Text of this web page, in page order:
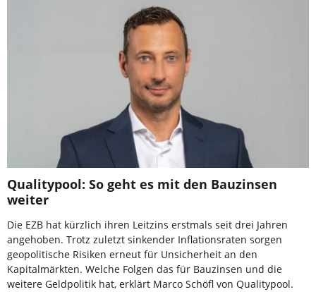
Qualitypool: So geht es mit den Bauzinsen
weiter
Die EZB hat kürzlich ihren Leitzins erstmals seit drei Jahren
angehoben. Trotz zuletzt sinkender Inflationsraten sorgen
geopolitische Risiken erneut für Unsicherheit an den
Kapitalmärkten. Welche Folgen das für Bauzinsen und die
weitere Geldpolitik hat, erklärt Marco Schöfl von Qualitypool.